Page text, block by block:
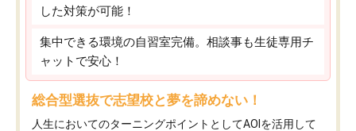
した対策が可能！
集中できる環境の自習室完備。相談事も生徒専用チ
ャットで安心！
総合型選抜で志望校と夢を諦めない！
人生においてのターニングポイントとしてAOIを活用して